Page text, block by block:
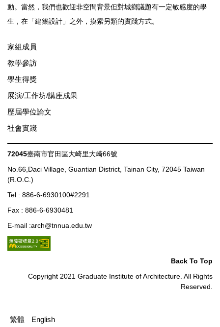
動。當然，我們也歡迎非空間背景但對城鄉議題有一定敏感度的學
生，在「建築設計」之外，摸索另類的實踐方式。
家組成員
教學參訪
學生得獎
展演/工作坊/講座成果
歷屆學位論文
社會實踐
繁體 English
72045臺南市官田區大崎里大崎66號
No.66,Daci Village, Guantian District, Tainan City, 72045 Taiwan
(R.O.C.)
Tel : 886-6-6930100#2291
Fax : 886-6-6930481
E-mail :arch@tnnua.edu.tw
Back To Top
Copyright 2021 Graduate Institute of Architecture. All Rights
Reserved.